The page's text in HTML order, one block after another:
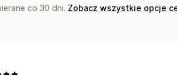
co 30 dni. Zobacz wszystkie opcje